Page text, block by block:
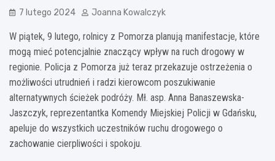
7 lutego 2024 Joanna Kowalczyk
W piątek, 9 lutego, rolnicy z Pomorza planują manifestacje, które
mogą mieć potencjalnie znaczący wpływ na ruch drogowy w
regionie. Policja z Pomorza już teraz przekazuje ostrzeżenia o
możliwości utrudnień i radzi kierowcom poszukiwanie
alternatywnych ścieżek podróży. Mł. asp. Anna Banaszewska-
Jaszczyk, reprezentantka Komendy Miejskiej Policji w Gdańsku,
apeluje do wszystkich uczestników ruchu drogowego o
zachowanie cierpliwości i spokoju.